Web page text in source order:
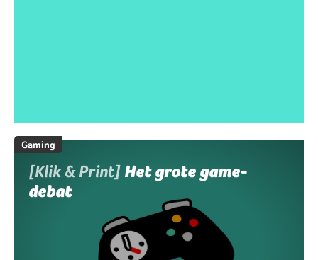
Gaming
[Klik & Print] Het grote game-
debat